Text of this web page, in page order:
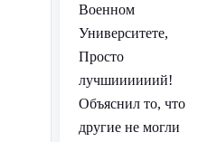
Военном
Университете,
Просто
лучшиииииий!
Объяснил то, что
другие не могли